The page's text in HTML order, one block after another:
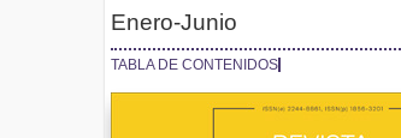
Enero-Junio
TABLA DE CONTENIDOS